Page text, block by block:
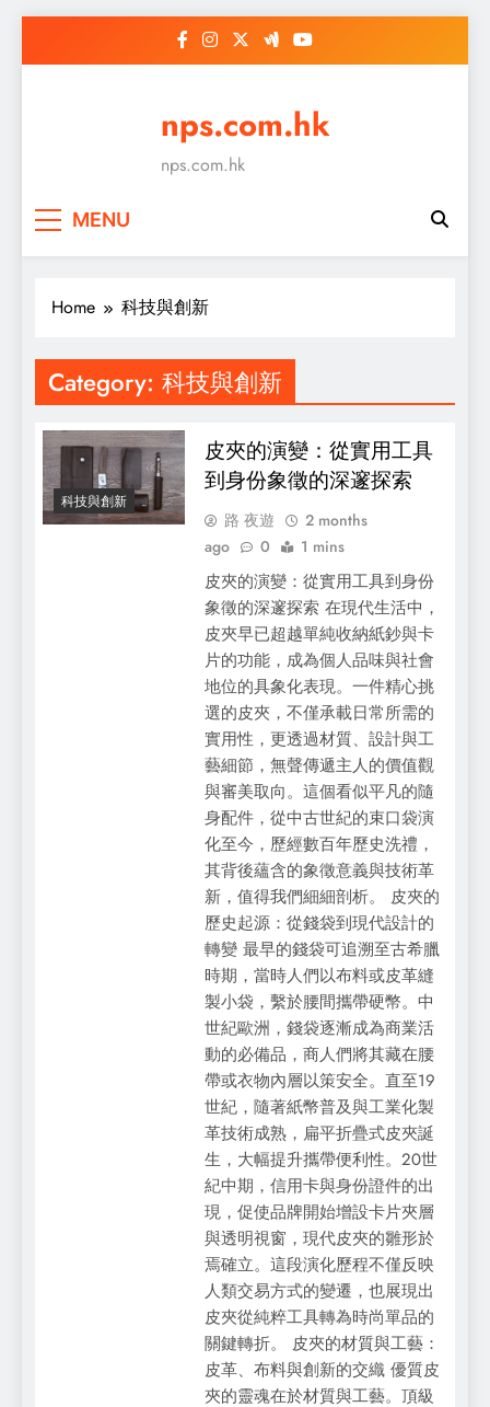
nps.com.hk
nps.com.hk
MENU
Home 科技與創新
Category: 科技與創新
科技與創新
皮夾的演變：從實用工具
到身份象徵的深邃探索
路 夜遊
2 months
ago
0 1 mins
皮夾的演變：從實用工具到身份
象徵的深邃探索 在現代生活中，
皮夾早已超越單純收納紙鈔與卡
片的功能，成為個人品味與社會
地位的具象化表現。一件精心挑
選的皮夾，不僅承載日常所需的
實用性，更透過材質、設計與工
藝細節，無聲傳遞主人的價值觀
與審美取向。這個看似平凡的隨
身配件，從中古世紀的束口袋演
化至今，歷經數百年歷史洗禮，
其背後蘊含的象徵意義與技術革
新，值得我們細細剖析。 皮夾的
歷史起源：從錢袋到現代設計的
轉變 最早的錢袋可追溯至古希臘
時期，當時人們以布料或皮革縫
製小袋，繫於腰間攜帶硬幣。中
世紀歐洲，錢袋逐漸成為商業活
動的必備品，商人們將其藏在腰
帶或衣物內層以策安全。直至19
世紀，隨著紙幣普及與工業化製
革技術成熟，扁平折疊式皮夾誕
生，大幅提升攜帶便利性。20世
紀中期，信用卡與身份證件的出
現，促使品牌開始增設卡片夾層
與透明視窗，現代皮夾的雛形於
焉確立。這段演化歷程不僅反映
人類交易方式的變遷，也展現出
皮夾從純粹工具轉為時尚單品的
關鍵轉折。 皮夾的材質與工藝：
皮革、布料與創新的交織 優質皮
夾的靈魂在於材質與工藝。頂級